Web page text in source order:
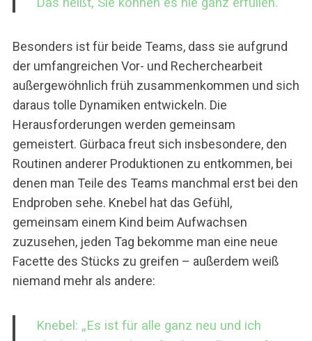
Das heißt, Sie können es nie ganz erfüllen.“
Besonders ist für beide Teams, dass sie aufgrund
der umfangreichen Vor- und Recherchearbeit
außergewöhnlich früh zusammenkommen und sich
daraus tolle Dynamiken entwickeln. Die
Herausforderungen werden gemeinsam
gemeistert. Gürbaca freut sich insbesondere, den
Routinen anderer Produktionen zu entkommen, bei
denen man Teile des Teams manchmal erst bei den
Endproben sehe. Knebel hat das Gefühl,
gemeinsam einem Kind beim Aufwachsen
zuzusehen, jeden Tag bekomme man eine neue
Facette des Stücks zu greifen – außerdem weiß
niemand mehr als andere:
Knebel: „Es ist für alle ganz neu und ich